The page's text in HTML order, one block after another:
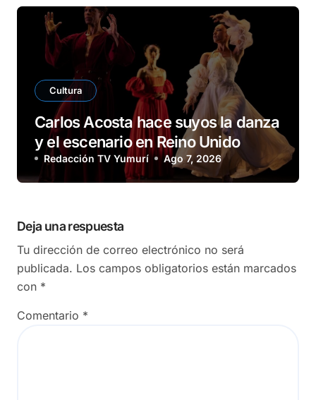
Cultura
Carlos Acosta hace suyos la danza
y el escenario en Reino Unido
Redacción TV Yumurí Ago 7, 2026
Deja una respuesta
Tu dirección de correo electrónico no será
publicada. Los campos obligatorios están marcados
con *
Comentario *